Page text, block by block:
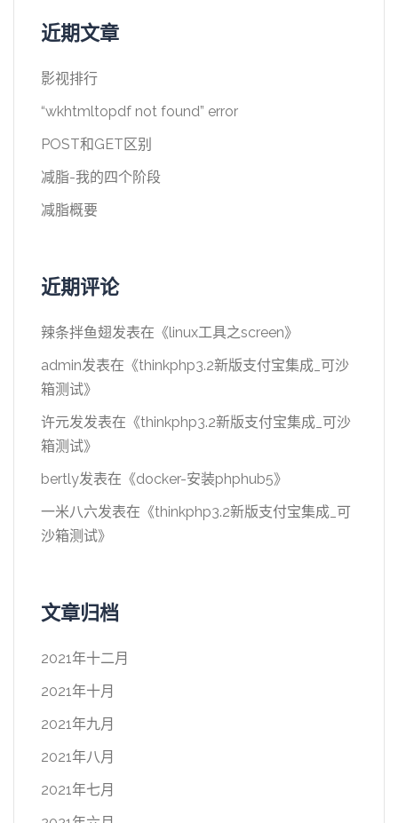
近期文章
影视排行
“wkhtmltopdf not found” error
POST和GET区别
减脂-我的四个阶段
减脂概要
近期评论
辣条拌鱼翅发表在《linux工具之screen》
admin发表在《thinkphp3.2新版支付宝集成_可沙
箱测试》
许元发发表在《thinkphp3.2新版支付宝集成_可沙
箱测试》
bertly发表在《docker-安装phphub5》
一米八六发表在《thinkphp3.2新版支付宝集成_可
沙箱测试》
文章归档
2021年十二月
2021年十月
2021年九月
2021年八月
2021年七月